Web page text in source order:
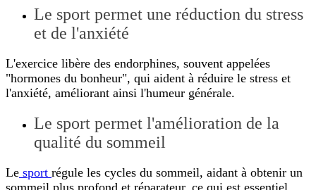
Le sport permet une réduction du stress
et de l'anxiété
L'exercice libère des endorphines, souvent appelées
"hormones du bonheur", qui aident à réduire le stress et
l'anxiété, améliorant ainsi l'humeur générale.
Le sport permet l'amélioration de la
qualité du sommeil
Le sport régule les cycles du sommeil, aidant à obtenir un
sommeil plus profond et réparateur, ce qui est essentiel